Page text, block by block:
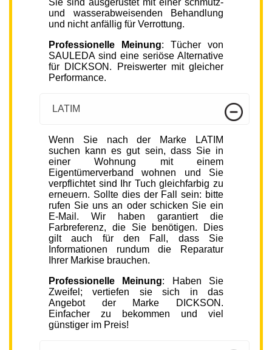
Sie sind ausgerüstet mit einer schmutz-
und wasserabweisenden Behandlung
und nicht anfällig für Verrottung.
Professionelle Meinung: Tücher von
SAULEDA sind eine seriöse Alternative
für DICKSON. Preiswerter mit gleicher
Performance.
LATIM
Wenn Sie nach der Marke LATIM
suchen kann es gut sein, dass Sie in
einer Wohnung mit einem
Eigentümerverband wohnen und Sie
verpflichtet sind Ihr Tuch gleichfarbig zu
erneuern. Sollte dies der Fall sein: bitte
rufen Sie uns an oder schicken Sie ein
E-Mail. Wir haben garantiert die
Farbreferenz, die Sie benötigen. Dies
gilt auch für den Fall, dass Sie
Informationen rundum die Reparatur
Ihrer Markise brauchen.
Professionelle Meinung: Haben Sie
Zweifel; vertiefen sie sich in das
Angebot der Marke DICKSON.
Einfacher zu bekommen und viel
günstiger im Preis!